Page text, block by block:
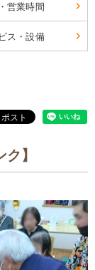
営業時間
ス・設備
】